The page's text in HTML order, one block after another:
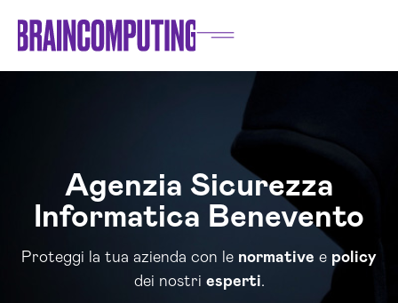
Agenzia Sicurezza
Informatica Benevento
Proteggi la tua azienda con le normative e policy
dei nostri esperti.